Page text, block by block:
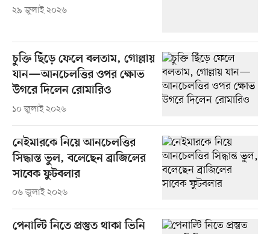
২৯ জুলাই ২০২৬
চুক্তি ছিঁড়ে ফেলে বলতাম, গোল্লায়
যান—আনচেলত্তির ওপর ক্ষোভ
উগরে দিলেন রোমারিও
১০ জুলাই ২০২৬
নেইমারকে নিয়ে আনচেলত্তির
সিদ্ধান্ত ভুল, বলেছেন ব্রাজিলের
সাবেক ফুটবলার
০৬ জুলাই ২০২৬
পেনাল্টি নিতে প্রস্তুত থাকা ভিনি